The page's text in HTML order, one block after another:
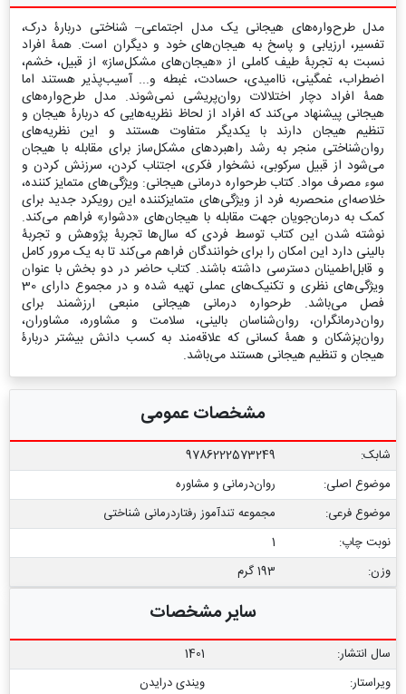
مدل طرح‌واره‌های هیجانی یک مدل اجتماعی– شناختی دربارۀ درک،
تفسیر، ارزیابی و پاسخ به هیجان‌های خود و دیگران است. همۀ افراد
نسبت به تجربۀ طیف کاملی از «هیجان‌های مشکل‌ساز» از قبیل، خشم،
اضطراب، غمگینی، ناامیدی، حسادت، غبطه و... آسیب‌پذیر هستند اما
همۀ افراد دچار اختلالات روان‌پریشی نمی‌شوند. مدل طرح‌واره‌های
هیجانی پیشنهاد می‌کند که افراد از لحاظ نظریه‌هایی که دربارۀ هیجان‌ و
تنظیم هیجان دارند با یکدیگر متفاوت هستند و این نظریه‌های
روان‌شناختی منجر به رشد راهبردهای مشکل‌ساز برای مقابله با هیجان
می‌شود از قبیل سرکوبی، نشخوار فکری، اجتناب کردن، سرزنش کردن و
سوء مصرف مواد. کتاب طرحواره درمانی هیجانی: ویژگی‌های متمایز کننده،
خلاصه‌ای منحصربه فرد از ویژگی‌های متمایزکننده این رویکرد جدید برای
کمک به درمان‌جویان جهت مقابله با هیجان‌های «دشوار» فراهم می‌کند.
نوشته شدن این کتاب توسط فردی که سال‌ها تجربۀ پژوهش و تجربۀ
بالینی دارد این امکان را برای خوانندگان فراهم می‌کند تا به یک مرور کامل
و قابل‌اطمینان دسترسی داشته باشند. کتاب‌ حاضر در دو بخش با عنوان
ویژگی‌های نظری و تکنیک‌های عملی تهیه شده و در مجموع دارای 30
فصل می‌باشد. طرحواره درمانی هیجانی منبعی ارزشمند برای
روان‌درمانگران، روان‌شناسان بالینی، سلامت و مشاوره، مشاوران،
روان‌پزشکان و همۀ کسانی که علاقه‌مند به کسب دانش بیشتر دربارۀ
هیجان و تنظیم هیجانی هستند می‌باشد.
مشخصات عمومی
شابک:
9786222573249
موضوع اصلی:
روان‌درمانی و مشاوره
موضوع فرعی:
مجموعه تندآموز رفتاردرمانی شناختی
نوبت چاپ:
1
وزن:
193 گرم
سایر مشخصات
سال انتشار:
1401
ویراستار:
ویندی درایدن